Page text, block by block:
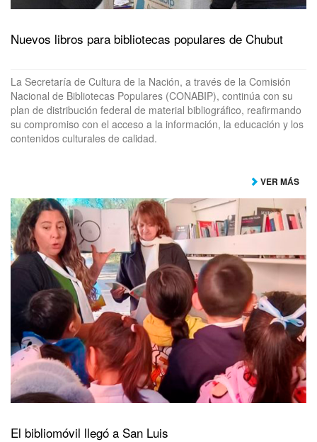
Nuevos libros para bibliotecas populares de Chubut
La Secretaría de Cultura de la Nación, a través de la Comisión
Nacional de Bibliotecas Populares (CONABIP), continúa con su
plan de distribución federal de material bibliográfico, reafirmando
su compromiso con el acceso a la información, la educación y los
contenidos culturales de calidad.
VER MÁS
El bibliomóvil llegó a San Luis